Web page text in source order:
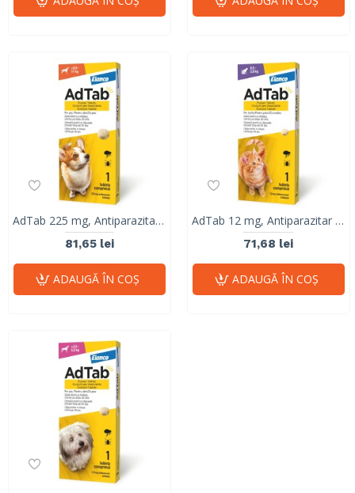
AdTab 225 mg, Antiparazitar Masticabil pentru Câini (5.5 - 11 kg), 1 Comprimat
81,65 lei
ADAUGĂ ÎN COŞ
AdTab 12 mg, Antiparazitar Masticabil pentru Pisici (0.5 - 2 kg), 1 Comprimat
71,68 lei
ADAUGĂ ÎN COŞ